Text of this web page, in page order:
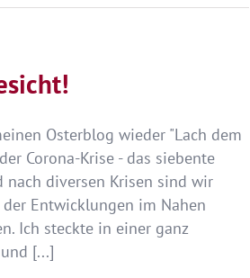
Osterblog wieder "Lach dem
Corona-Krise - das siebente
nach diversen Krisen sind wir
Entwicklungen im Nahen
Ich steckte in einer ganz
[...]